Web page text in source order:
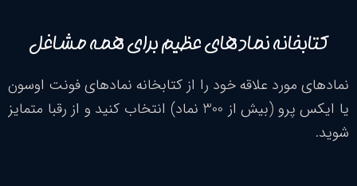
نمادهای عظیم برای همه مشاغل
علاقه خود را از کتابخانه نمادهای فونت اوسون
یا ایکس پرو (بیش از 300 نماد) انتخاب کنید و از رقبا متمایز